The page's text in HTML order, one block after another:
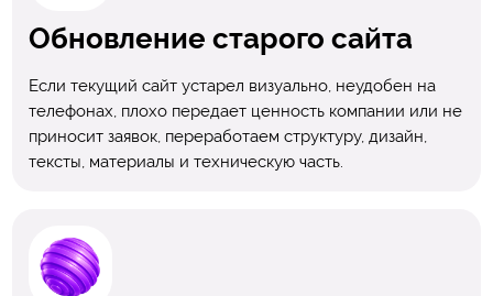
Обновление старого сайта
Если текущий сайт устарел визуально, неудобен на
телефонах, плохо передает ценность компании или не
приносит заявок, переработаем структуру, дизайн,
тексты, материалы и техническую часть.